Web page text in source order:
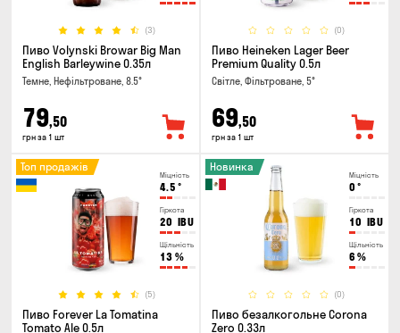
(3)
Пиво Volynski Browar Big Man
English Barleywine 0.35л
Темне, Нефільтроване, 8.5°
79,50
грн за 1 шт
(0)
Пиво Heineken Lager Beer
Premium Quality 0.5л
Світле, Фільтроване, 5°
69,50
грн за 1 шт
Міцність
4.5 °
Гіркота
20 IBU
Щільність
13 %
(5)
Топ продажів
Пиво Forever La Tomatina
Tomato Ale 0.5л
Міцність
0 °
Гіркота
10 IBU
Щільність
6 %
(0)
Новинка
Пиво безалкогольне Corona
Zero 0.33л